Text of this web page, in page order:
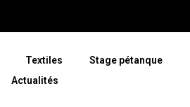
Textiles Stage pétanque
Actualités